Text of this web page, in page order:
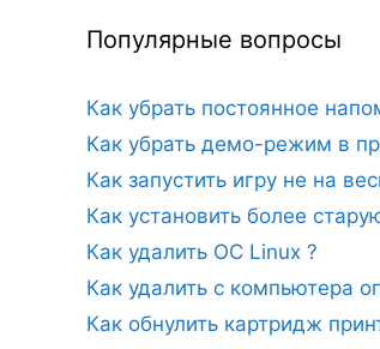
Популярные вопросы
Как убрать постоянное
Как убрать демо-режим в
Как запустить игру не на
Как установить более
Как удалить ОС Linux ?
Как удалить с компьютера
Как обнулить картридж